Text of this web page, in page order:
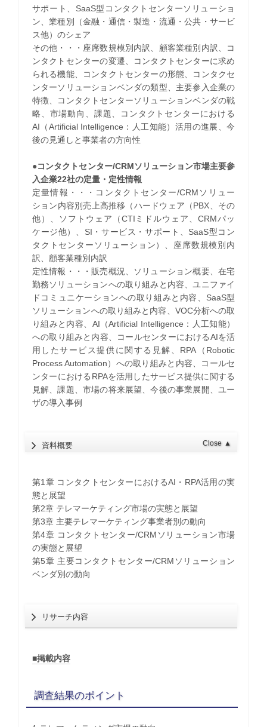
サポート、SaaS型コンタクトセンターソリューショ
ン、業種別（金融・通信・製造・流通・公共・サービ
ス他）のシェア
その他・・・座席数規模別内訳、顧客業種別内訳、コ
ンタクトセンターの変遷、コンタクトセンターに求め
られる機能、コンタクトセンターの形態、コンタクセ
ンターソリューションベンダの類型、主要参入企業の
特徴、コンタクトセンターソリューションベンダの戦
略、市場動向、課題、コンタクトセンターにおける
AI（Artificial Intelligence：人工知能）活用の進展、今
後の見通しと事業者の方向性
●コンタクトセンター/CRMソリューション市場主要参
入企業22社の定量・定性情報
定量情報・・・コンタクトセンター/CRMソリュー
ション内容別売上高推移（ハードウェア（PBX、その
他）、ソフトウェア（CTIミドルウェア、CRMパッ
ケージ他）、SI・サービス・サポート、SaaS型コン
タクトセンターソリューション）、座席数規模別内
訳、顧客業種別内訳
定性情報・・・販売概況、ソリューション概要、在宅
勤務ソリューションへの取り組みと内容、ユニファイ
ドコミュニケーションへの取り組みと内容、SaaS型
ソリューションへの取り組みと内容、VOC分析への取
り組みと内容、AI（Artificial Intelligence：人工知能）
への取り組みと内容、コールセンターにおけるAIを活
用したサービス提供に関する見解、RPA（Robotic
Process Automation）への取り組みと内容、コールセ
ンターにおけるRPAを活用したサービス提供に関する
見解、課題、市場の将来展望、今後の事業展開、ユー
ザの導入事例
資料概要 Close ▲
第1章 コンタクトセンターにおけるAI・RPA活用の実
態と展望
第2章 テレマーケティング市場の実態と展望
第3章 主要テレマーケティング事業者別の動向
第4章 コンタクトセンター/CRMソリューション市場
の実態と展望
第5章 主要コンタクトセンター/CRMソリューション
ベンダ別の動向
リサーチ内容
■掲載内容
調査結果のポイント